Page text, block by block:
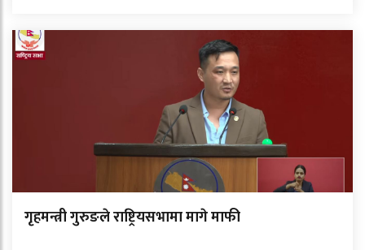
गृहमन्त्री गुरुङले राष्ट्रियसभामा मागे माफी